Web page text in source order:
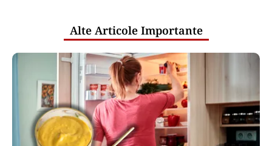
Alte Articole Importante